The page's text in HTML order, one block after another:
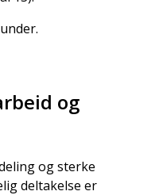
og
og sterke
deltakelse er